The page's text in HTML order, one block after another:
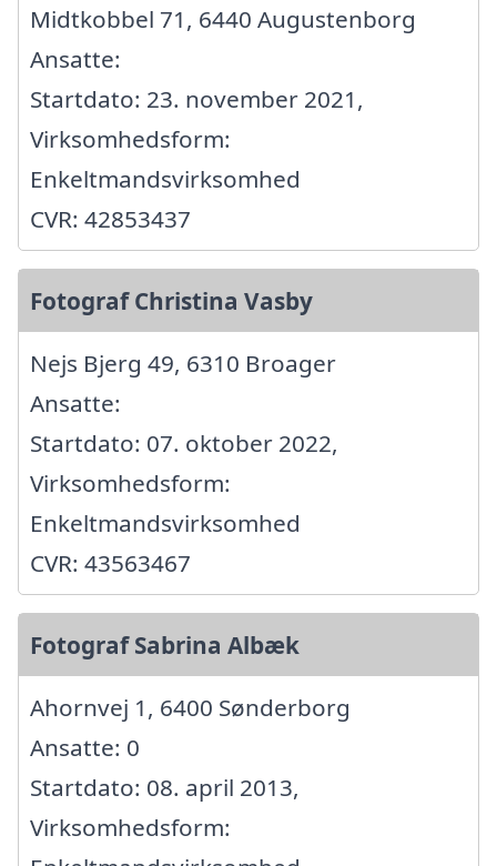
Midtkobbel 71, 6440 Augustenborg
Ansatte:
Startdato: 23. november 2021,
Virksomhedsform:
Enkeltmandsvirksomhed
CVR: 42853437
Fotograf Christina Vasby
Nejs Bjerg 49, 6310 Broager
Ansatte:
Startdato: 07. oktober 2022,
Virksomhedsform:
Enkeltmandsvirksomhed
CVR: 43563467
Fotograf Sabrina Albæk
Ahornvej 1, 6400 Sønderborg
Ansatte: 0
Startdato: 08. april 2013,
Virksomhedsform: